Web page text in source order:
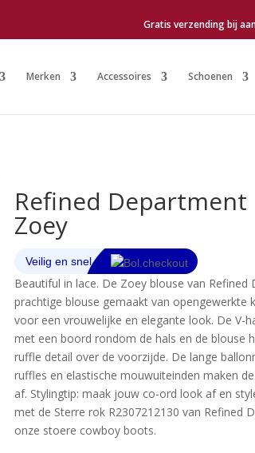
Gratis verzending bij
Merken Accessoires Schoenen
Refined Department
Zoey
Beautiful in lace. De Zoey blouse van Refined
prachtige blouse gemaakt van opengewerkte
voor een vrouwelijke en elegante look. De V-
met een boord rondom de hals en de blouse
ruffle detail over de voorzijde. De lange
ruffles en elastische mouwuiteinden maken
af. Stylingtip: maak jouw co-ord look af en
met de Sterre rok R2307212130 van Refined
onze stoere cowboy boots.